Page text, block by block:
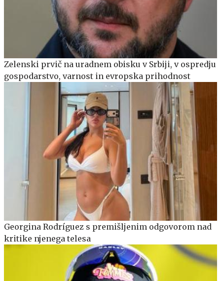
Zelenski prvič na uradnem obisku v Srbiji, v ospredju
gospodarstvo, varnost in evropska prihodnost
Georgina Rodríguez s premišljenim odgovorom nad
kritike njenega telesa